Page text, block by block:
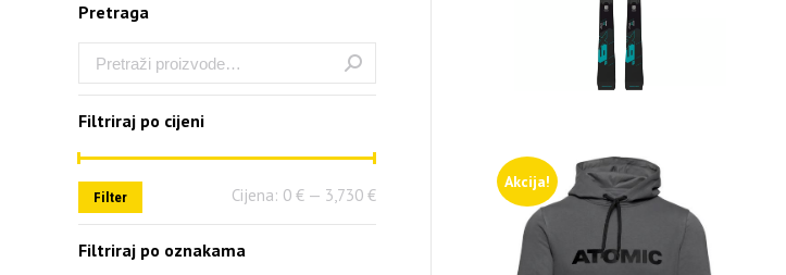
Akcija!
Pretraga
Filtriraj po cijeni
Filter Cijena: 0 € — 3,730 €
Filtriraj po oznakama